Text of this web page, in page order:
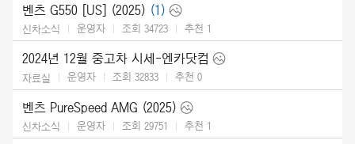
벤츠 G550 [US] (2025) (1)
신차소식 운영자 조회 34723 추천 1
2024년 12월 중고차 시세-엔카닷컴
자료실 운영자 조회 32833 추천 0
벤츠 PureSpeed AMG (2025)
신차소식 운영자 조회 29751 추천 1